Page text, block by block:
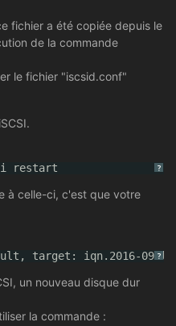
fichier a été copiée depuis le
de la commande
le fichier "iscsid.conf"
?
restart
à celle-ci, c'est que votre
?
target: iqn.2016-
un nouveau disque dur
la commande :